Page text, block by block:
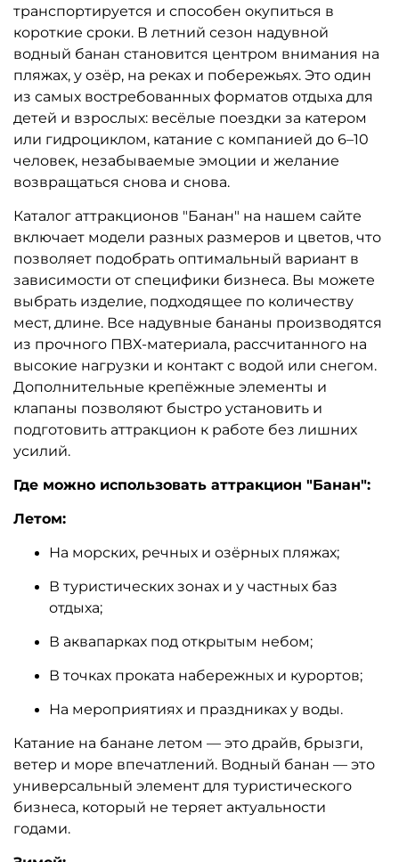
транспортируется и способен окупиться в
короткие сроки. В летний сезон надувной
водный банан становится центром внимания на
пляжах, у озёр, на реках и побережьях. Это один
из самых востребованных форматов отдыха для
детей и взрослых: весёлые поездки за катером
или гидроциклом, катание с компанией до 6–10
человек, незабываемые эмоции и желание
возвращаться снова и снова.
Каталог аттракционов "Банан" на нашем сайте
включает модели разных размеров и цветов, что
позволяет подобрать оптимальный вариант в
зависимости от специфики бизнеса. Вы можете
выбрать изделие, подходящее по количеству
мест, длине. Все надувные бананы производятся
из прочного ПВХ-материала, рассчитанного на
высокие нагрузки и контакт с водой или снегом.
Дополнительные крепёжные элементы и
клапаны позволяют быстро установить и
подготовить аттракцион к работе без лишних
усилий.
Где можно использовать аттракцион "Банан":
Летом:
На морских, речных и озёрных пляжах;
В туристических зонах и у частных баз
отдыха;
В аквапарках под открытым небом;
В точках проката набережных и курортов;
На мероприятиях и праздниках у воды.
Катание на банане летом — это драйв, брызги,
ветер и море впечатлений. Водный банан — это
универсальный элемент для туристического
бизнеса, который не теряет актуальности
годами.